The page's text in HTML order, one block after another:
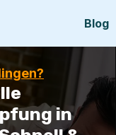
Blog
in